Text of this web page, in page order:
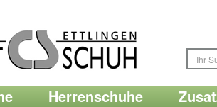
Herrenschuhe